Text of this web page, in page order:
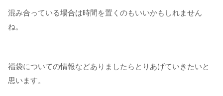
混み合っている場合は時間を置くのもいいかもしれません
ね。
福袋についての情報などありましたらとりあげていきたいと
思います。